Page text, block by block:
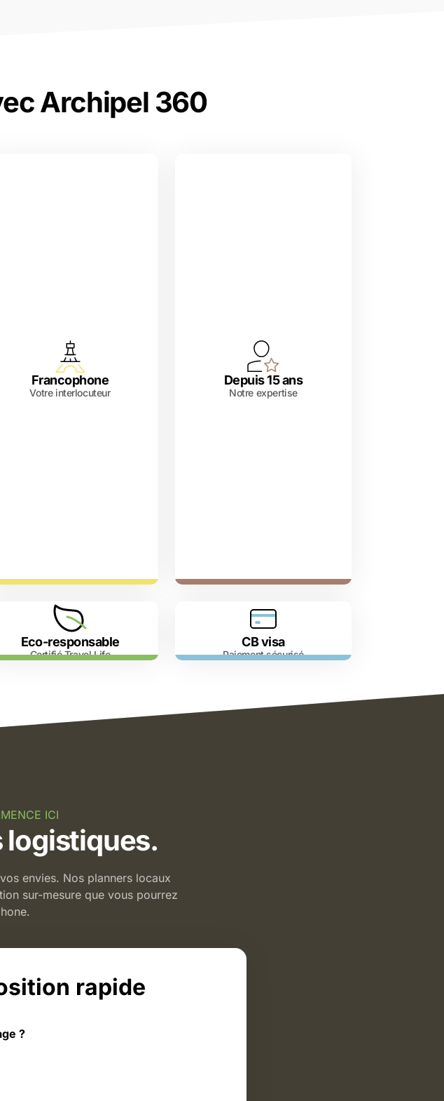
Archipel 360
Francophone
Votre interlocuteur
Depuis 15 ans
Notre expertise
Eco-responsable
Certifié Travel Life
CB visa
Paiement sécurisé
ICI
logistiques.
envies. Nos planners locaux
sur-mesure que vous pourrez
rapide
?